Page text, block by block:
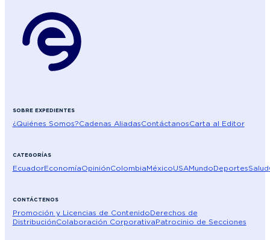
SOBRE EXPEDIENTES
¿Quiénes Somos?Cadenas AliadasContáctanosCarta al Editor
CATEGORÍAS
EcuadorEconomíaOpiniónColombiaMéxicoUSAMundoDeportesSalud
CONTÁCTENOS
Promoción y Licencias de ContenidoDerechos de
DistribuciónColaboración CorporativaPatrocinio de Secciones